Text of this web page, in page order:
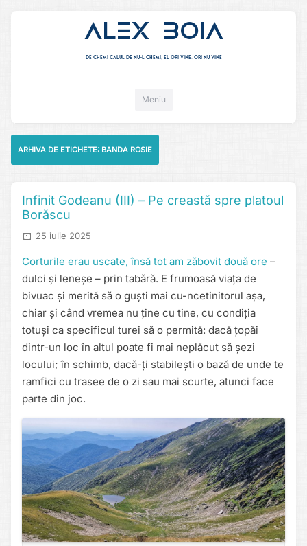
Alex Boia
De chemi calul de nu-l chemi, el ori vine. ori nu vine
Meniu
ARHIVA DE ETICHETE: BANDA ROSIE
Infinit Godeanu (III) – Pe creastă spre platoul
Borăscu
25 iulie 2025
Corturile erau uscate, însă tot am zăbovit două ore –
dulci și leneșe – prin tabără. E frumoasă viața de
bivuac și merită să o guști mai cu-ncetinitorul așa,
chiar și când vremea nu ține cu tine, cu condiția
totuși ca specificul turei să o permită: dacă țopăi
dintr-un loc în altul poate fi mai neplăcut să șezi
locului; în schimb, dacă-ți stabilești o bază de unde te
ramfici cu trasee de o zi sau mai scurte, atunci face
parte din joc.